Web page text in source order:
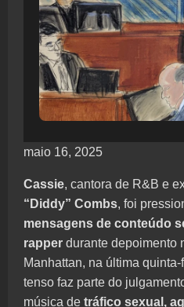
maio 16, 2025
Cassie, cantora de R&B e
“Diddy” Combs, foi
mensagens de conteúdo
rapper durante depoimento
Manhattan, na última
tenso faz parte do
música de tráfico sexual,